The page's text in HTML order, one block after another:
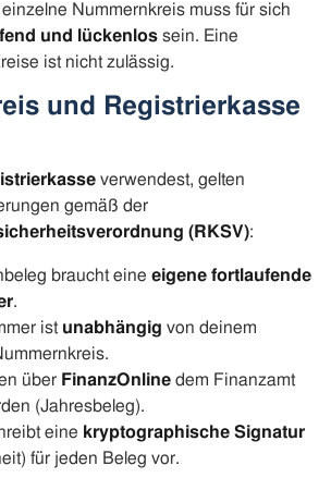
Nummernkreis muss für sich
und lückenlos sein. Eine
ist nicht zulässig.
und Registrierkasse
verwendest, gelten
gemäß der
(RKSV):
braucht eine eigene fortlaufende
.
ist unabhängig von deinem
über FinanzOnline dem Finanzamt
(Jahresbeleg).
eine kryptographische Signatur
für jeden Beleg vor.